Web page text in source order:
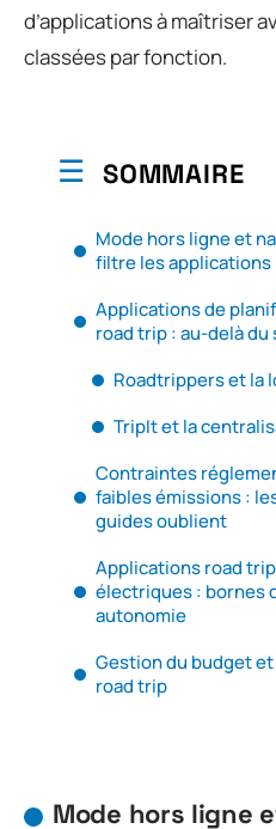
d’applications à maîtriser
classées par fonction.
SOMMAIRE
Mode hors ligne et
filtre les applications
Applications de
road trip : au-delà du
Roadtrippers et la
TripIt et la
Contraintes
faibles émissions :
guides oublient
Applications road
électriques : bornes
autonomie
Gestion du budget
road trip
Mode hors ligne